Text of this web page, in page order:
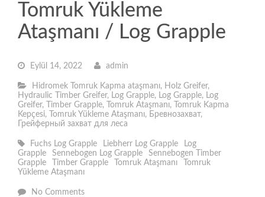
Tomruk Yükleme
Ataşmanı / Log Grapple
Eylül 14, 2022 admin
Hidromek Tomruk Kapma ataşmanı, Holz Greifer,
Hydraulic Timber Greifer, Log Grapple, Log Grapple, Log
Greifer, Timber Grapple, Tomruk Ataşmanı,
Tomruk Kapma
Kepçesi, Tomruk Yükleme Ataşmanı, Бревнозахват,
Грейферный захват для леса
Fuchs Log Grapple Liebherr Log Grapple
Log
Grapple
Sennebogen Log Grapple
Sennebogen Timber
Grapple
Timber Grapple Tomruk Ataşmanı
Tomruk
Yükleme Ataşmanı
No Comments